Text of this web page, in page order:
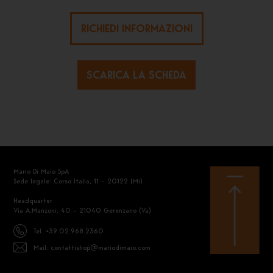
RICHIEDI INFORMAZIONI
SCARICA LA SCHEDA
Mario Di Maio SpA
Sede legale: Corso Italia, 11 – 20122 (Mi)
Headquarter
Via A.Manzoni, 40 – 21040 Gerenzano (Va)
Tel. +39.02.968.2360
Mail: contattishop@mariodimaio.com